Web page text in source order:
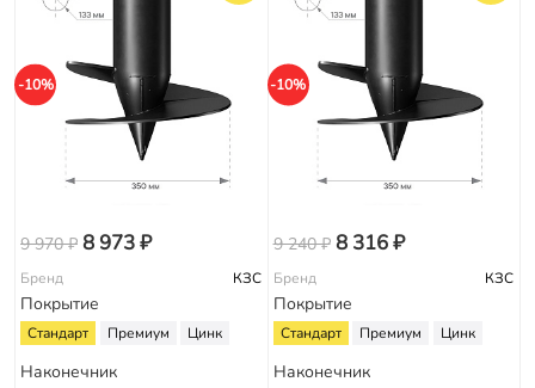
-10%
9 970 ₽ 8 973 ₽
Бренд КЗС
Покрытие
Стандарт Премиум Цинк
Наконечник
-10%
9 240 ₽ 8 316 ₽
Бренд КЗС
Покрытие
Стандарт Премиум Цинк
Наконечник